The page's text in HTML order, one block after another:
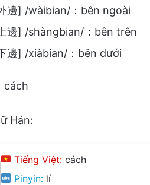
邊] /wàibian/：bên ngoài
邊] /shàngbian/：bên trên
邊] /xiàbian/：bên dưới
cách
Hán:
Tiếng Việt: cách
Pinyin: lí